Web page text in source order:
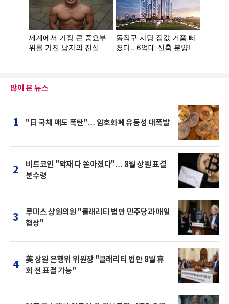
많이 본 뉴스
1 "日 국채 매도 폭탄"… 암호화폐 유동성 대폭발
2
비트코인 "악재 다 쏟아졌다"… 8월 상원 표결
분수령
3
루미스 상원의원 "클래리티 법안 민주당과 매일
협상"
4
美 상원 은행위 위원장 "클래리티 법안 8월 휴
회 전 표결 가능"